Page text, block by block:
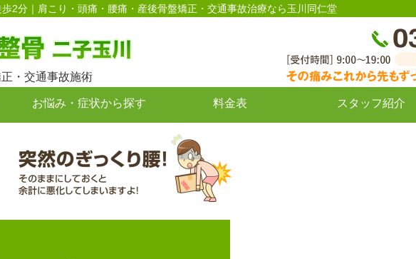
2分｜肩こり・頭痛・腰痛・産後骨盤矯正・交通事故治療なら玉川同仁堂
・交通事故施術
お悩み・症状から探す 料金表 スタッフ紹介